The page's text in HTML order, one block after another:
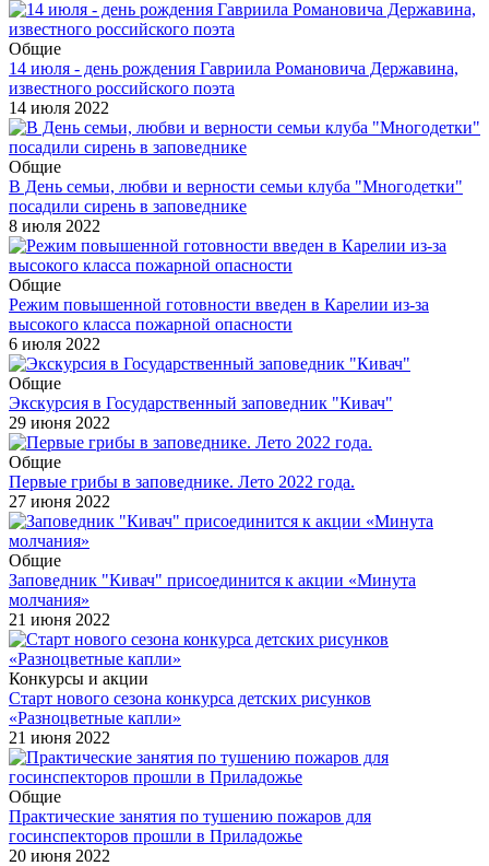
Общие
14 июля - день рождения Гавриила Романовича Державина,
известного российского поэта
14 июля 2022
Общие
В День семьи, любви и верности семьи клуба "Многодетки"
посадили сирень в заповеднике
8 июля 2022
Общие
Режим повышенной готовности введен в Карелии из-за
высокого класса пожарной опасности
6 июля 2022
Общие
Экскурсия в Государственный заповедник "Кивач"
29 июня 2022
Общие
Первые грибы в заповеднике. Лето 2022 года.
27 июня 2022
Общие
Заповедник "Кивач" присоединится к акции «Минута
молчания»
21 июня 2022
Конкурсы и акции
Старт нового сезона конкурса детских рисунков
«Разноцветные капли»
21 июня 2022
Общие
Практические занятия по тушению пожаров для
госинспекторов прошли в Приладожье
20 июня 2022